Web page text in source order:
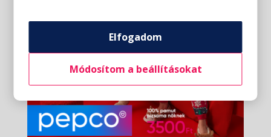
Elfogadom
Módosítom a beállításokat